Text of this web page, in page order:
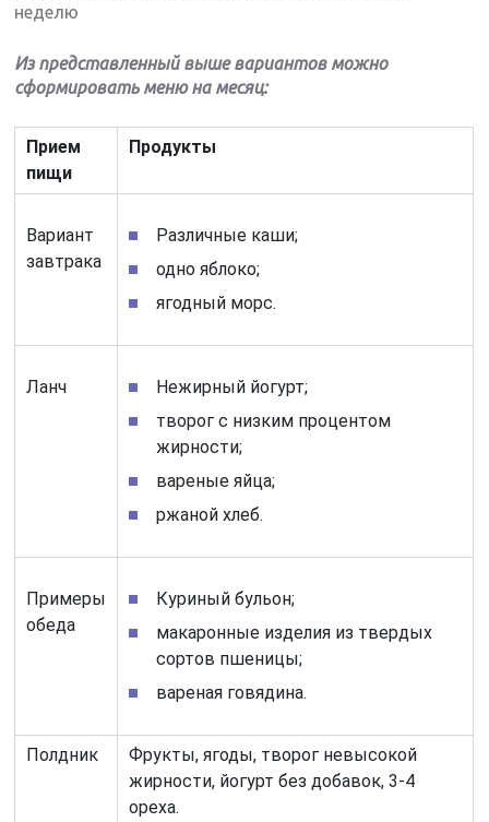
неделю
Из представленный выше вариантов можно
сформировать меню на месяц:
Прием
пищи
Продукты
Вариант
завтрака
Различные каши;
одно яблоко;
ягодный морс.
Ланч
Нежирный йогурт;
творог с низким процентом
жирности;
вареные яйца;
ржаной хлеб.
Примеры
обеда
Куриный бульон;
макаронные изделия из твердых
сортов пшеницы;
вареная говядина.
Полдник
Фрукты, ягоды, творог невысокой
жирности, йогурт без добавок, 3-4
ореха.